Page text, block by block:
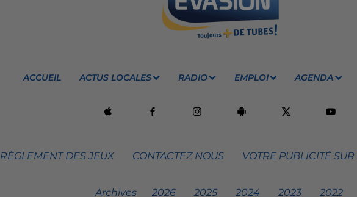
ACCUEIL ACTUS LOCALES RADIO EMPLOI AGENDA
RÈGLEMENT DES JEUX CONTACTEZ NOUS VOTRE PUBLICITÉ
Archives 2026 2025 2024 2023 2022